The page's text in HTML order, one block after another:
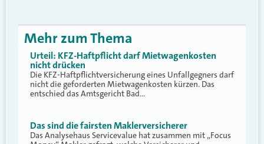
Mehr zum Thema
Urteil: KFZ-Haftpflicht darf Mietwagenkosten
nicht drücken
Die KFZ-Haftpflichtversicherung eines Unfallgegners darf
nicht die geforderten Mietwagenkosten kürzen. Das
entschied das Amtsgericht Bad…
Das sind die fairsten Maklerversicherer
Das Analysehaus Servicevalue hat zusammen mit „Focus